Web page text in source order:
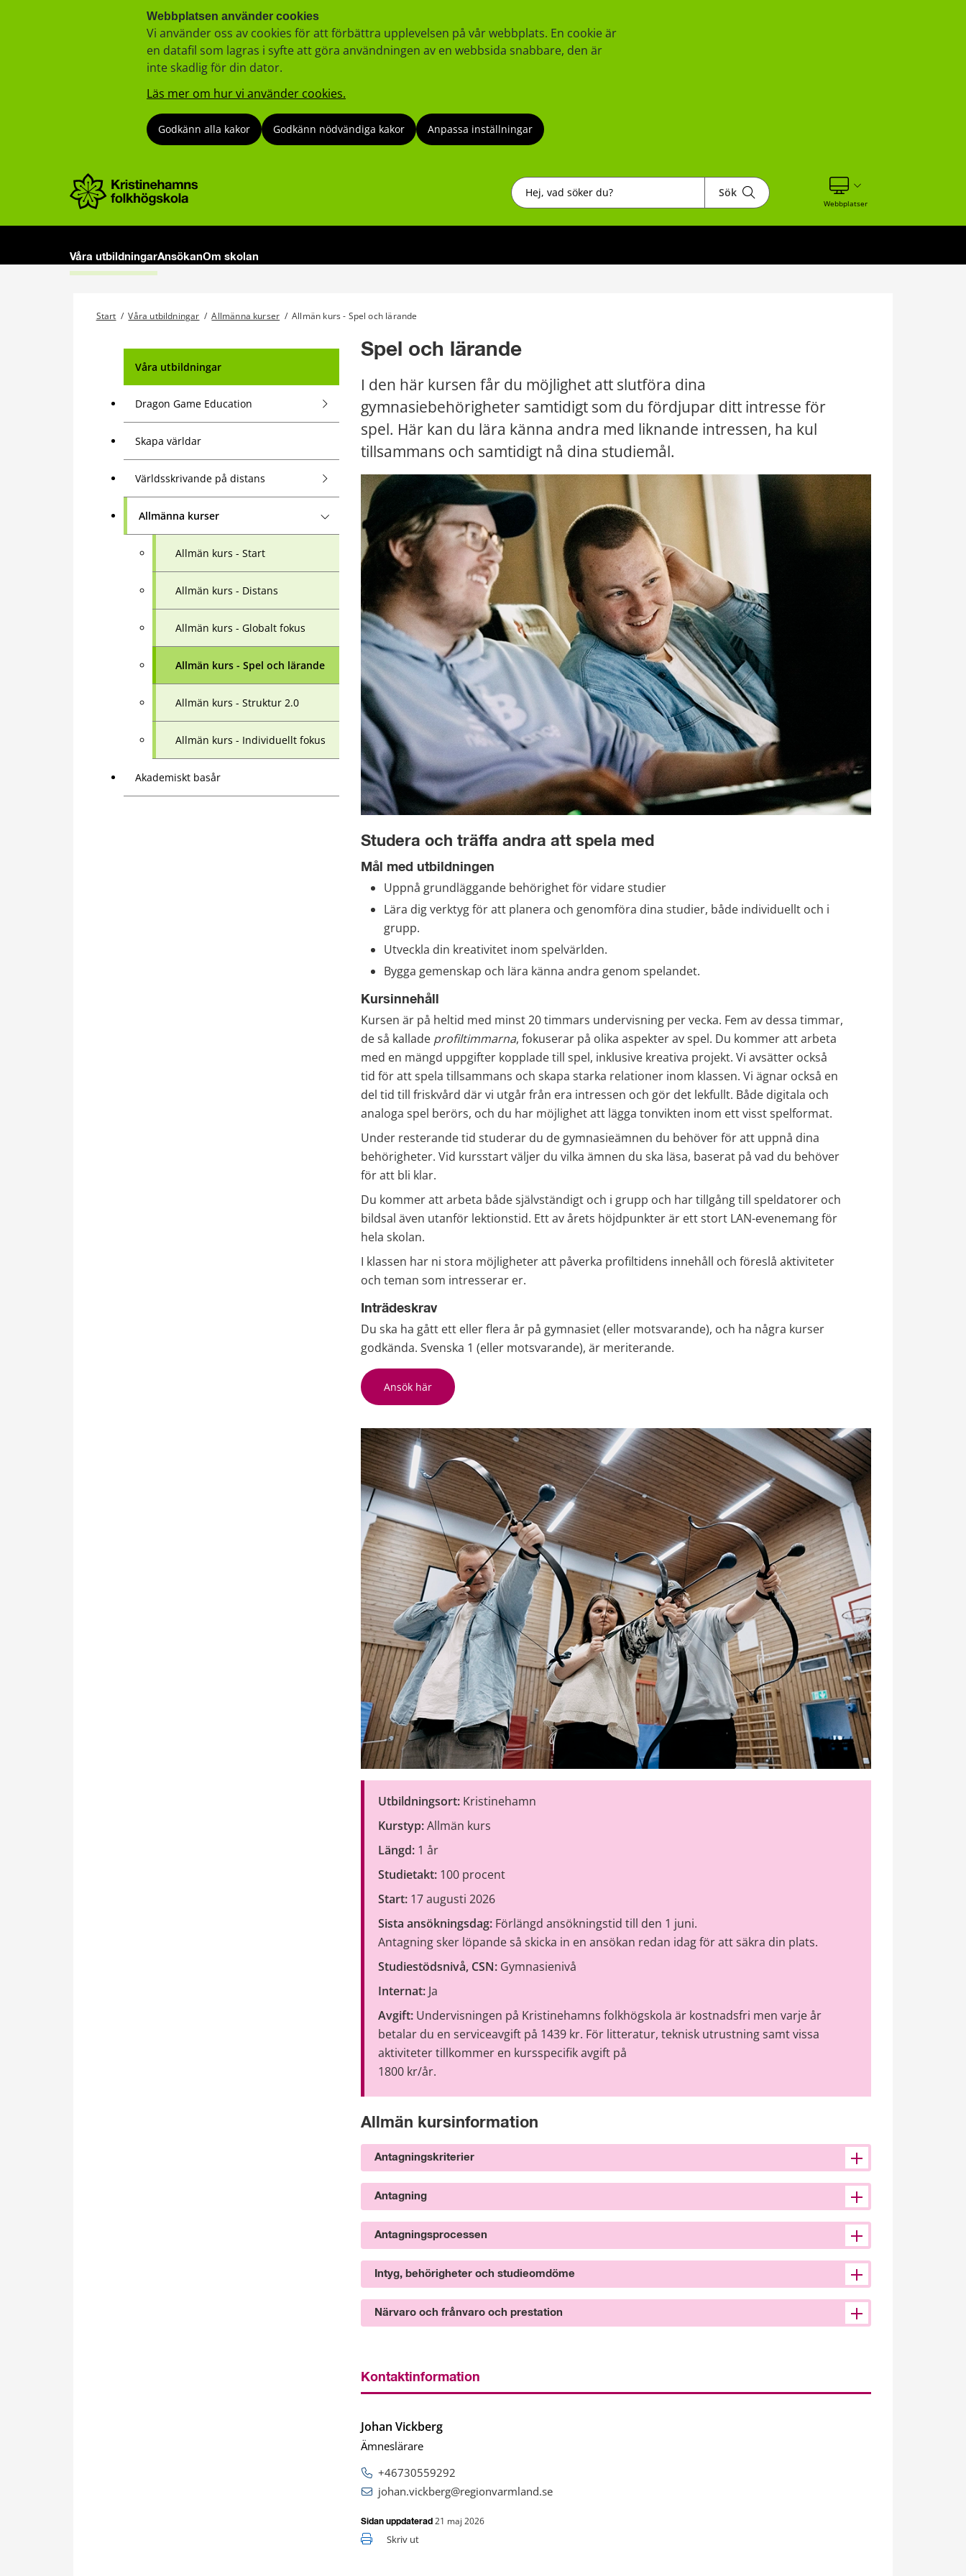
Webbplatsen använder cookies
Vi använder oss av cookies för att förbättra upplevelsen på vår webbplats. En cookie är
en datafil som lagras i syfte att göra användningen av en webbsida snabbare, den är
inte skadlig för din dator.
Läs mer om hur vi använder cookies.
Godkänn alla kakor Godkänn nödvändiga kakor Anpassa inställningar
Sök Sök
WebbplatserVisa våra andra webbplatser
Våra utbildningarAnsökanOm skolan
Start / Våra utbildningar / Allmänna kurser / Allmän kurs - Spel och lärande
Våra utbildningar
Dragon Game Education
Skapa världar
Världsskrivande på distans
Allmänna kurser
Allmän kurs - Start
Allmän kurs - Distans
Allmän kurs - Globalt fokus
Allmän kurs - Spel och lärande
Allmän kurs - Struktur 2.0
Allmän kurs - Individuellt fokus
Akademiskt basår
Spel och lärande
I den här kursen får du möjlighet att slutföra dina
gymnasiebehörigheter samtidigt som du fördjupar ditt intresse för
spel. Här kan du lära känna andra med liknande intressen, ha kul
tillsammans och samtidigt nå dina studiemål.
Studera och träffa andra att spela med
Mål med utbildningen
Uppnå grundläggande behörighet för vidare studier
Lära dig verktyg för att planera och genomföra dina studier, både individuellt och i
grupp.
Utveckla din kreativitet inom spelvärlden.
Bygga gemenskap och lära känna andra genom spelandet.
Kursinnehåll
Kursen är på heltid med minst 20 timmars undervisning per vecka. Fem av dessa timmar,
de så kallade profiltimmarna, fokuserar på olika aspekter av spel. Du kommer att arbeta
med en mängd uppgifter kopplade till spel, inklusive kreativa projekt. Vi avsätter också
tid för att spela tillsammans och skapa starka relationer inom klassen. Vi ägnar också en
del tid till friskvård där vi utgår från era intressen och gör det lekfullt. Både digitala och
analoga spel berörs, och du har möjlighet att lägga tonvikten inom ett visst spelformat.
Under resterande tid studerar du de gymnasieämnen du behöver för att uppnå dina
behörigheter. Vid kursstart väljer du vilka ämnen du ska läsa, baserat på vad du behöver
för att bli klar.
Du kommer att arbeta både självständigt och i grupp och har tillgång till speldatorer och
bildsal även utanför lektionstid. Ett av årets höjdpunkter är ett stort LAN-evenemang för
hela skolan.
I klassen har ni stora möjligheter att påverka profiltidens innehåll och föreslå aktiviteter
och teman som intresserar er.
Inträdeskrav
Du ska ha gått ett eller flera år på gymnasiet (eller motsvarande), och ha några kurser
godkända. Svenska 1 (eller motsvarande), är meriterande.
Ansök här
Utbildningsort: Kristinehamn
Kurstyp: Allmän kurs
Längd: 1 år
Studietakt: 100 procent
Start: 17 augusti 2026
Sista ansökningsdag: Förlängd ansökningstid till den 1 juni.
Antagning sker löpande så skicka in en ansökan redan idag för att säkra din plats.
Studiestödsnivå, CSN: Gymnasienivå
Internat: Ja
Avgift: Undervisningen på Kristinehamns folkhögskola är kostnadsfri men varje år
betalar du en serviceavgift på 1439 kr. För litteratur, teknisk utrustning samt vissa
aktiviteter tillkommer en kursspecifik avgift på
1800 kr/år.
Allmän kursinformation
Antagningskriterier
Antagning
Antagningsprocessen
Intyg, behörigheter och studieomdöme
Närvaro och frånvaro och prestation
Kontaktinformation
Johan Vickberg
Ämneslärare
+46730559292
johan.vickberg@regionvarmland.se
Sidan uppdaterad 21 maj 2026
Skriv ut